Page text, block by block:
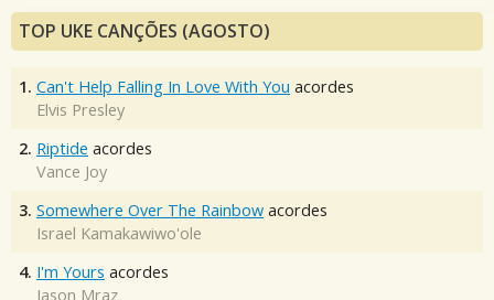
TOP UKE CANÇÕES (AGOSTO)
1. Can't Help Falling In Love With You acordes
Elvis Presley
2. Riptide acordes
Vance Joy
3. Somewhere Over The Rainbow acordes
Israel Kamakawiwo'ole
4. I'm Yours acordes
Jason Mraz